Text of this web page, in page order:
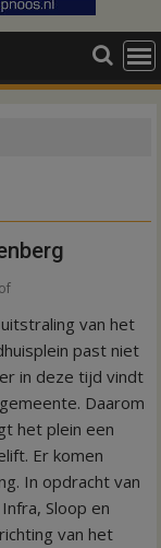
van het
past niet
in deze tijd vindt
Daarom
het plein een
Er komen
In opdracht van
Sloop en
van het